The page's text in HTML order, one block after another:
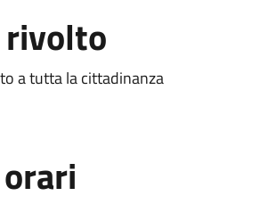
rivolto
a tutta la cittadinanza